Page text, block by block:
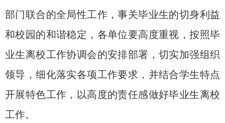
部门联合的全局性工作，事关毕业生的切身利益
和校园的和谐稳定，各单位要高度重视，按照毕
业生离校工作协调会的安排部署，切实加强组织
领导，细化落实各项工作要求，并结合学生特点
开展特色工作，以高度的责任感做好毕业生离校
工作。